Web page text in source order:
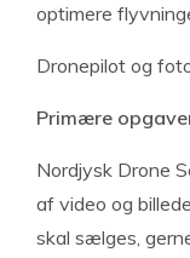
optimere
Dronepilot og
Primære
Nordjysk Drone
af video og
skal sælges,